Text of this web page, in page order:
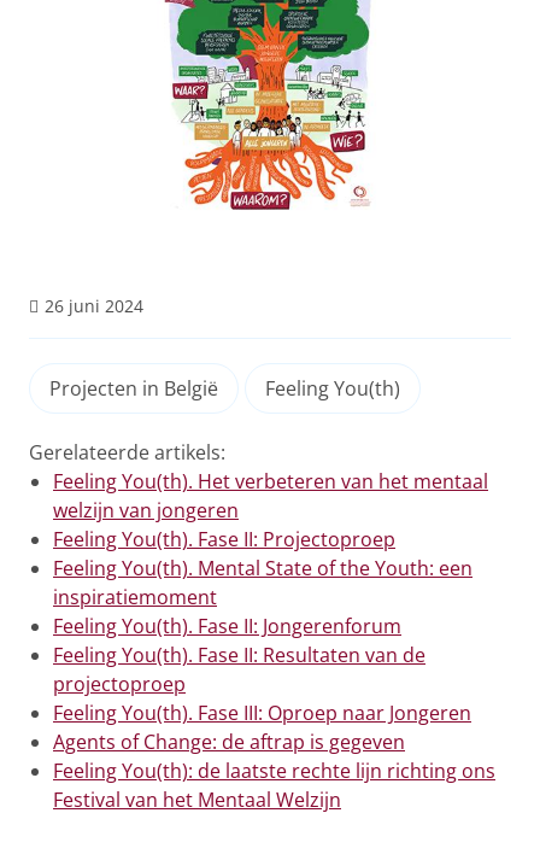
26 juni 2024
Projecten in België Feeling You(th)
Gerelateerde artikels:
Feeling You(th). Het verbeteren van het mentaal
welzijn van jongeren
Feeling You(th). Fase II: Projectoproep
Feeling You(th). Mental State of the Youth: een
inspiratiemoment
Feeling You(th). Fase II: Jongerenforum
Feeling You(th). Fase II: Resultaten van de
projectoproep
Feeling You(th). Fase III: Oproep naar Jongeren
Agents of Change: de aftrap is gegeven
Feeling You(th): de laatste rechte lijn richting ons
Festival van het Mentaal Welzijn